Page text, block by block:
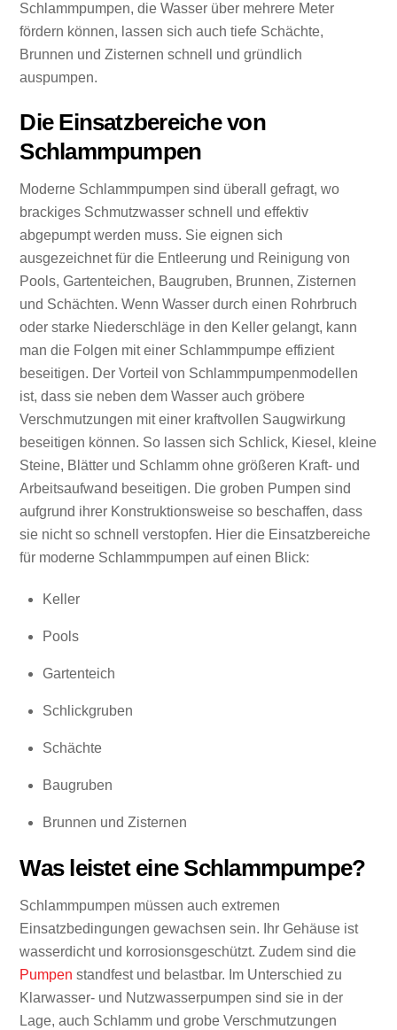
Schlammpumpen, die Wasser über mehrere Meter
fördern können, lassen sich auch tiefe Schächte,
Brunnen und Zisternen schnell und gründlich
auspumpen.
Die Einsatzbereiche von
Schlammpumpen
Moderne Schlammpumpen sind überall gefragt, wo
brackiges Schmutzwasser schnell und effektiv
abgepumpt werden muss. Sie eignen sich
ausgezeichnet für die Entleerung und Reinigung von
Pools, Gartenteichen, Baugruben, Brunnen, Zisternen
und Schächten. Wenn Wasser durch einen Rohrbruch
oder starke Niederschläge in den Keller gelangt, kann
man die Folgen mit einer Schlammpumpe effizient
beseitigen. Der Vorteil von Schlammpumpenmodellen
ist, dass sie neben dem Wasser auch gröbere
Verschmutzungen mit einer kraftvollen Saugwirkung
beseitigen können. So lassen sich Schlick, Kiesel, kleine
Steine, Blätter und Schlamm ohne größeren Kraft- und
Arbeitsaufwand beseitigen. Die groben Pumpen sind
aufgrund ihrer Konstruktionsweise so beschaffen, dass
sie nicht so schnell verstopfen. Hier die Einsatzbereiche
für moderne Schlammpumpen auf einen Blick:
Keller
Pools
Gartenteich
Schlickgruben
Schächte
Baugruben
Brunnen und Zisternen
Was leistet eine Schlammpumpe?
Schlammpumpen müssen auch extremen
Einsatzbedingungen gewachsen sein. Ihr Gehäuse ist
wasserdicht und korrosionsgeschützt. Zudem sind die
Pumpen standfest und belastbar. Im Unterschied zu
Klarwasser- und Nutzwasserpumpen sind sie in der
Lage, auch Schlamm und grobe Verschmutzungen